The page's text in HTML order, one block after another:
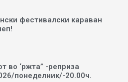
фестивалски караван
во ‘ржта” -реприза
понеделник/-20.00ч.